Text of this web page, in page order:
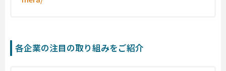
各企業の注目の取り組みをご紹介